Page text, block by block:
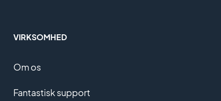
VIRKSOMHED
Om os
Fantastisk support